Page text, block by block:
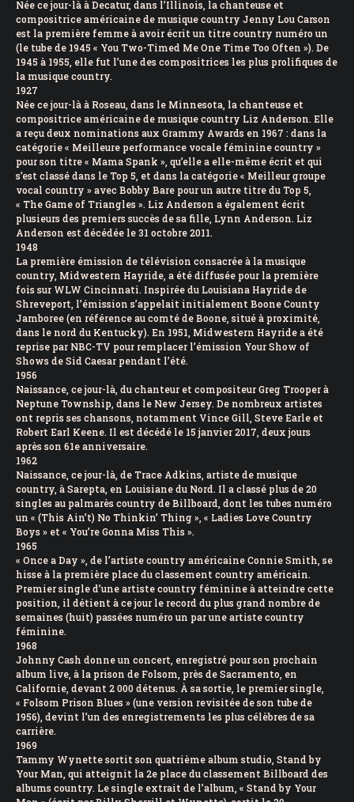
Née ce jour-là à Decatur, dans l’Illinois, la chanteuse et
compositrice américaine de musique country Jenny Lou Carson
est la première femme à avoir écrit un titre country numéro un
(le tube de 1945 « You Two-Timed Me One Time Too Often »). De
1945 à 1955, elle fut l’une des compositrices les plus prolifiques de
la musique country.
1927
Née ce jour-là à Roseau, dans le Minnesota, la chanteuse et
compositrice américaine de musique country Liz Anderson. Elle
a reçu deux nominations aux Grammy Awards en 1967 : dans la
catégorie « Meilleure performance vocale féminine country »
pour son titre « Mama Spank », qu’elle a elle-même écrit et qui
s’est classé dans le Top 5, et dans la catégorie « Meilleur groupe
vocal country » avec Bobby Bare pour un autre titre du Top 5,
« The Game of Triangles ». Liz Anderson a également écrit
plusieurs des premiers succès de sa fille, Lynn Anderson. Liz
Anderson est décédée le 31 octobre 2011.
1948
La première émission de télévision consacrée à la musique
country, Midwestern Hayride, a été diffusée pour la première
fois sur WLW Cincinnati. Inspirée du Louisiana Hayride de
Shreveport, l’émission s’appelait initialement Boone County
Jamboree (en référence au comté de Boone, situé à proximité,
dans le nord du Kentucky). En 1951, Midwestern Hayride a été
reprise par NBC-TV pour remplacer l’émission Your Show of
Shows de Sid Caesar pendant l’été.
1956
Naissance, ce jour-là, du chanteur et compositeur Greg Trooper à
Neptune Township, dans le New Jersey. De nombreux artistes
ont repris ses chansons, notamment Vince Gill, Steve Earle et
Robert Earl Keene. Il est décédé le 15 janvier 2017, deux jours
après son 61e anniversaire.
1962
Naissance, ce jour-là, de Trace Adkins, artiste de musique
country, à Sarepta, en Louisiane du Nord. Il a classé plus de 20
singles au palmarès country de Billboard, dont les tubes numéro
un « (This Ain’t) No Thinkin’ Thing », « Ladies Love Country
Boys » et « You’re Gonna Miss This ».
1965
« Once a Day », de l’artiste country américaine Connie Smith, se
hisse à la première place du classement country américain.
Premier single d’une artiste country féminine à atteindre cette
position, il détient à ce jour le record du plus grand nombre de
semaines (huit) passées numéro un par une artiste country
féminine.
1968
Johnny Cash donne un concert, enregistré pour son prochain
album live, à la prison de Folsom, près de Sacramento, en
Californie, devant 2 000 détenus. À sa sortie, le premier single,
« Folsom Prison Blues » (une version revisitée de son tube de
1956), devint l’un des enregistrements les plus célèbres de sa
carrière.
1969
Tammy Wynette sortit son quatrième album studio, Stand by
Your Man, qui atteignit la 2e place du classement Billboard des
albums country. Le single extrait de l’album, « Stand by Your